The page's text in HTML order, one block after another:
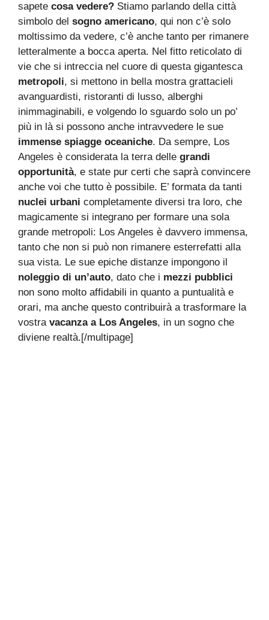
sapete cosa vedere? Stiamo parlando della città
simbolo del sogno americano, qui non c’è solo
moltissimo da vedere, c’è anche tanto per rimanere
letteralmente a bocca aperta. Nel fitto reticolato di
vie che si intreccia nel cuore di questa gigantesca
metropoli, si mettono in bella mostra grattacieli
avanguardisti, ristoranti di lusso, alberghi
inimmaginabili, e volgendo lo sguardo solo un po’
più in là si possono anche intravvedere le sue
immense spiagge oceaniche. Da sempre, Los
Angeles è considerata la terra delle grandi
opportunità, e state pur certi che saprà convincere
anche voi che tutto è possibile. E’ formata da tanti
nuclei urbani completamente diversi tra loro, che
magicamente si integrano per formare una sola
grande metropoli: Los Angeles è davvero immensa,
tanto che non si può non rimanere esterrefatti alla
sua vista. Le sue epiche distanze impongono il
noleggio di un’auto, dato che i mezzi pubblici
non sono molto affidabili in quanto a puntualità e
orari, ma anche questo contribuirà a trasformare la
vostra vacanza a Los Angeles, in un sogno che
diviene realtà.[/multipage]